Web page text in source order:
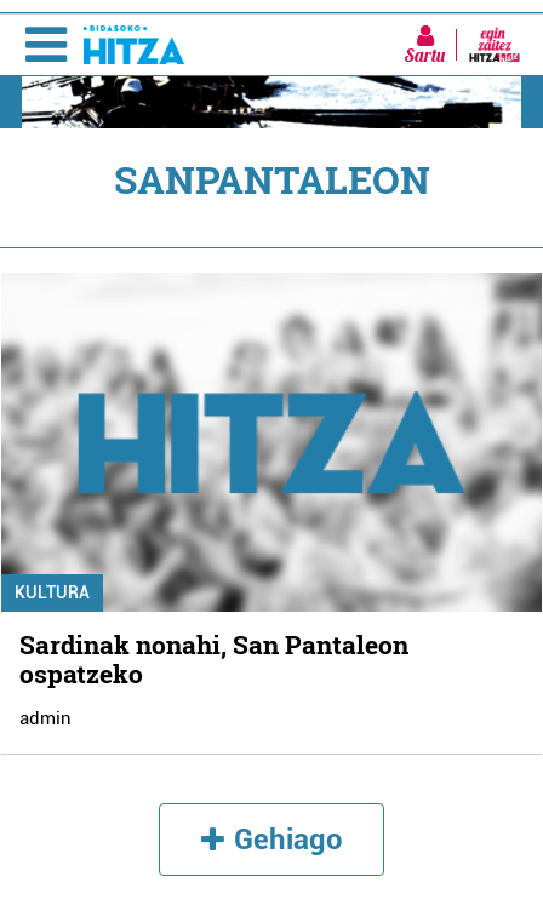
Sartu
SANPANTALEON
KULTURA
Sardinak nonahi, San Pantaleon
ospatzeko
admin
Gehiago